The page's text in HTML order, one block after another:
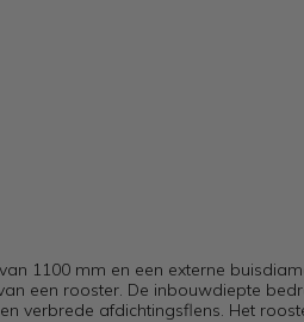
1100 mm en een externe
een rooster. De inbouwdiepte
verbrede afdichtingsflens. Het